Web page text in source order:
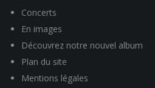
Concerts
En images
Découvrez notre nouvel album
Plan du site
Mentions légales